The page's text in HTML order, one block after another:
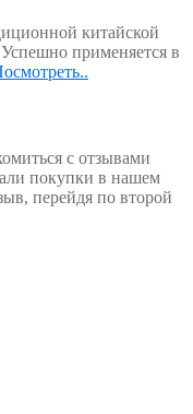
китайской
применяется в
с отзывами
покупки в нашем
перейдя по второй